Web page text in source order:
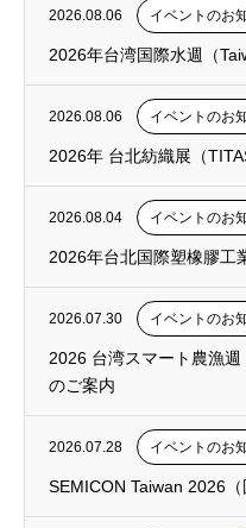
2026.08.06 イベントのお
2026年台湾国際水週（
2026.08.06 イベントのお
2026年 台北紡織展（
2026.08.04 イベントのお
2026年台北国際塑橡膠工
2026.07.30 イベントのお
2026 台湾スマート農漁
のご案内
2026.07.28 イベントのお
SEMICON Taiwan 2026